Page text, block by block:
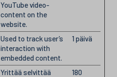
YouTube video-
content on the
website.
Used to track user’s
interaction with
embedded content.
1 päivä
Yrittää selvittää
180